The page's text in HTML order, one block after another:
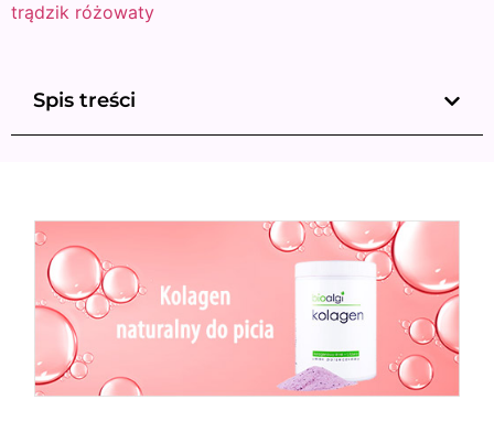
trądzik różowaty
Spis treści